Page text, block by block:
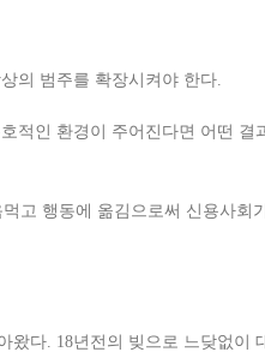
의 범주를 확장시켜야 한다.
적인 환경이 주어진다면 어떤 결
고 행동에 옮김으로써 신용사회
왔다. 18년전의 빚으로 느닺없이